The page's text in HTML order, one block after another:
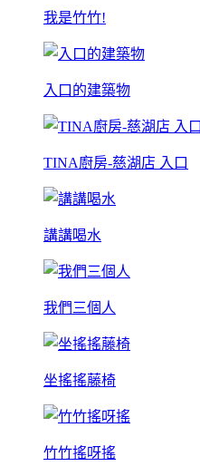
我是竹竹!
入口的建築物
TINA廚房-慈湖店 入口
講講喝水
我們三個人
坐搖搖藤椅
竹竹搖呀搖